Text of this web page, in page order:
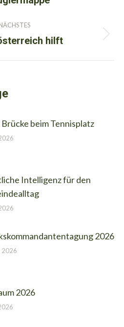
Nächsterhilft
beim Tennisplatz
Intelligenz für den
2026
2026
2026